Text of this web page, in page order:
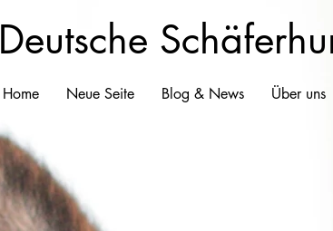
Deutsche
Home Neue Seite Blog & News Über uns